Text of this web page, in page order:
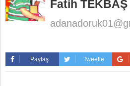
Fatih TEKBAŞ
Paylaş Tweetle